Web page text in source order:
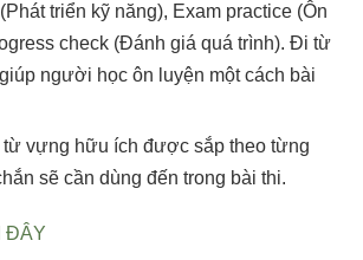
triển kỹ năng), Exam practice (Ôn
check (Đánh giá quá trình). Đi từ
người học ôn luyện một cách bài
vựng hữu ích được sắp theo từng
sẽ cần dùng đến trong bài thi.
ĐÂY